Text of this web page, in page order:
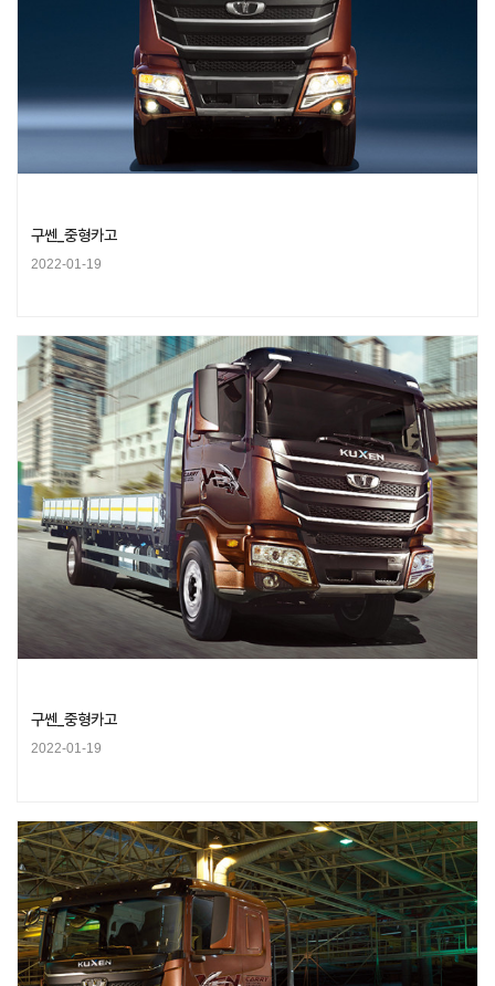
구쎈_중형카고
2022-01-19
구쎈_중형카고
2022-01-19